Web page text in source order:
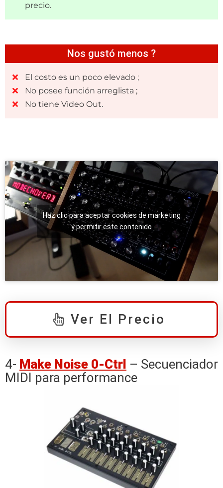
precio.
Nos gustó menos ?
El costo es un poco elevado ;
No posee función arreglista ;
No tiene Video Out.
Haz clic para aceptar cookies de marketing
y permitir este contenido
Ver El Precio
4- Make Noise 0-Ctrl – Secuenciador
MIDI para performance